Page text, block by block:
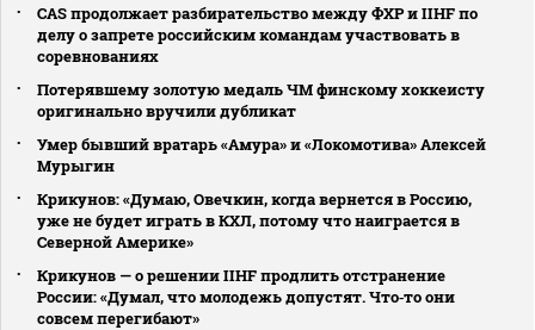
CAS продолжает разбирательство между ФХР и IIHF по
делу о запрете российским командам участвовать в
соревнованиях
Потерявшему золотую медаль ЧМ финскому хоккеисту
оригинально вручили дубликат
Умер бывший вратарь «Амура» и «Локомотива» Алексей
Мурыгин
Крикунов: «Думаю, Овечкин, когда вернется в Россию,
уже не будет играть в КХЛ, потому что наиграется в
Северной Америке»
Крикунов — о решении IIHF продлить отстранение
России: «Думал, что молодежь допустят. Что‑то они
совсем перегибают»